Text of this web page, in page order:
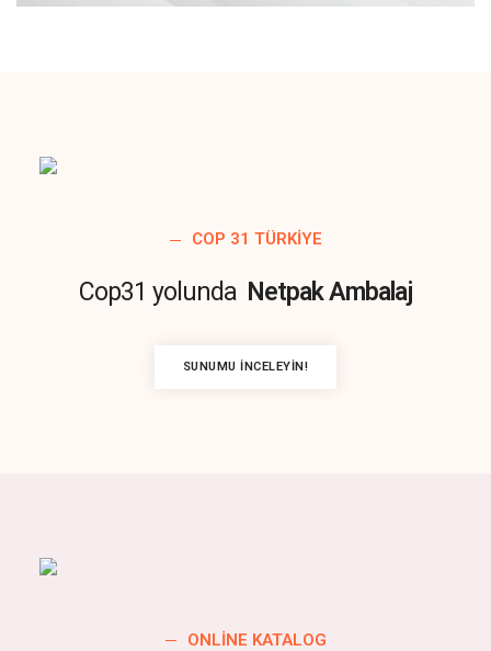
COP 31 TÜRKIYE
Cop31 yolunda Netpak Ambalaj
SUNUMU İNCELEYIN!
ONLINE KATALOG